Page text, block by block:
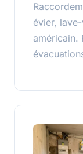
évier,
américain.